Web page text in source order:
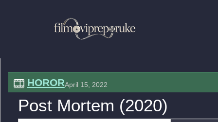
HORORApril 15, 2022
Post Mortem (2020)